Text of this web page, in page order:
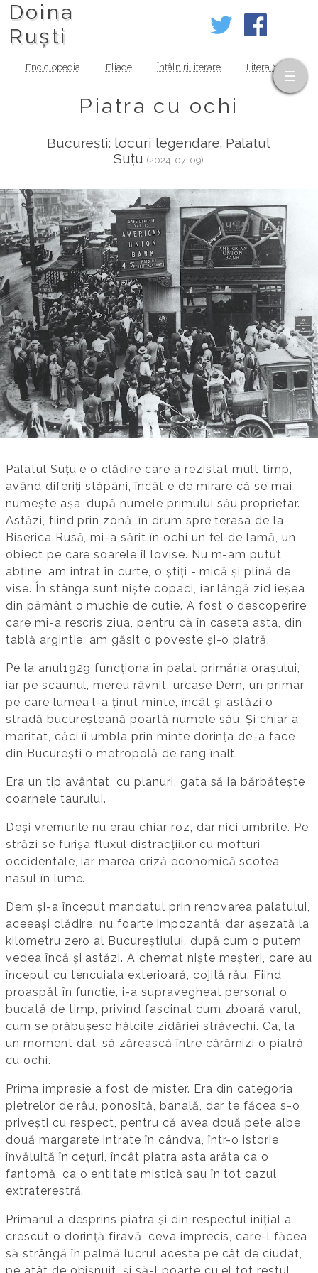
Doina
Ruști
Enciclopedia Eliade Întâlniri literare Litera MOV
Piatra cu ochi
București: locuri legendare. Palatul
Suțu(2024-07-09)
Palatul Suțu e o clădire care a rezistat mult timp,
având diferiți stăpâni, încât e de mirare că se mai
numește așa, după numele primului său proprietar.
Astăzi, fiind prin zonă, în drum spre terasa de la
Biserica Rusă, mi-a sărit în ochi un fel de lamă, un
obiect pe care soarele îl lovise. Nu m-am putut
abține, am intrat în curte, o știți - mică și plină de
vise. În stânga sunt niște copaci, iar lângă zid ieșea
din pământ o muchie de cutie. A fost o descoperire
care mi-a rescris ziua, pentru că în caseta asta, din
tablă argintie, am găsit o poveste și-o piatră.
Pe la anul1929 funcționa în palat primăria orașului,
iar pe scaunul, mereu râvnit, urcase Dem, un primar
pe care lumea l-a ținut minte, încât și astăzi o
stradă bucureșteană poartă numele său. Și chiar a
meritat, căci îi umbla prin minte dorința de-a face
din București o metropolă de rang înalt.
Era un tip avântat, cu planuri, gata să ia bărbătește
coarnele taurului.
Deși vremurile nu erau chiar roz, dar nici umbrite. Pe
străzi se furișa fluxul distracțiilor cu mofturi
occidentale, iar marea criză economică scotea
nasul în lume.
Dem și-a început mandatul prin renovarea palatului,
aceeași clădire, nu foarte impozantă, dar așezată la
kilometru zero al Bucureștiului, după cum o putem
vedea încă și astăzi. A chemat niște meșteri, care au
început cu tencuiala exterioară, cojită rău. Fiind
proaspăt în funcție, i-a supravegheat personal o
bucată de timp, privind fascinat cum zboară varul,
cum se prăbușesc hălcile zidăriei străvechi. Ca, la
un moment dat, să zărească între cărămizi o piatră
cu ochi.
Prima impresie a fost de mister. Era din categoria
pietrelor de râu, ponosită, banală, dar te făcea s-o
privești cu respect, pentru că avea două pete albe,
două margarete intrate în cândva, într-o istorie
învăluită în cețuri, încât piatra asta arăta ca o
fantomă, ca o entitate mistică sau în tot cazul
extraterestră.
Primarul a desprins piatra și din respectul inițial a
crescut o dorință firavă, ceva imprecis, care-l făcea
să strângă în palmă lucrul acesta pe cât de ciudat,